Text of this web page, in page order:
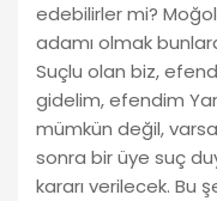
edebilirler mi?
adamı olmak
Suçlu olan biz,
gidelim, efendim
mümkün değil,
sonra bir üye suç
kararı verilecek. Bu